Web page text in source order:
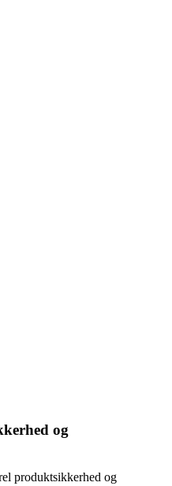
og
produktsikkerhed og